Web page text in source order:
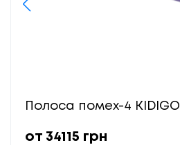
Полоса помех-4 KIDIGO
от 34115 грн